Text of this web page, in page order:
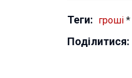
Теги: гроші *
Поділитися: